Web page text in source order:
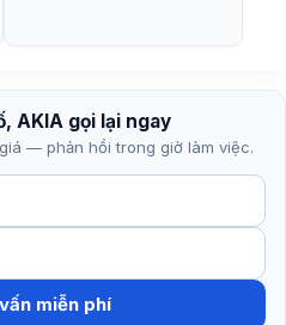
AKIA gọi lại ngay
— phản hồi trong giờ làm việc.
miễn phí